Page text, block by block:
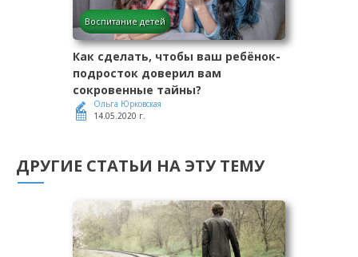
Воспитание детей
Как сделать, чтобы ваш ребёнок-
подросток доверил вам
сокровенные тайны?
Ольга Юрковская
14.05.2020 г.
ДРУГИЕ СТАТЬИ НА ЭТУ ТЕМУ